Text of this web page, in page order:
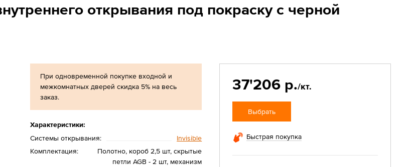
открывания под покраску с черной
При одновременной покупке входной и
межкомнатных дверей скидка 5% на весь
заказ.
Характеристики:
Системы открывания:
Invisible
Комплектация:
Полотно, короб 2,5 шт, скрытые
петли AGB - 2 шт, механизм
37'206 р./кт.
Выбрать
Быстрая покупка